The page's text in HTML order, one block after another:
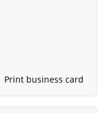
Print business card